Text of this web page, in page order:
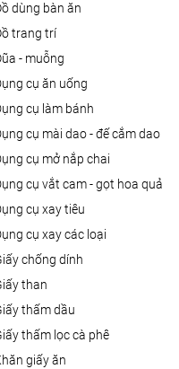
đồ dùng bàn ăn
đồ trang trí
đũa - muỗng
dụng cụ ăn uống
dụng cụ làm bánh
dụng cụ mài dao - đế cắm dao
dụng cụ mở nắp chai
dụng cụ vắt cam - gọt hoa quả
dụng cụ xay tiêu
dụng cụ xay các loại
giấy chống dính
giấy than
giấy thấm dầu
giấy thấm lọc cà phê
khăn giấy ăn